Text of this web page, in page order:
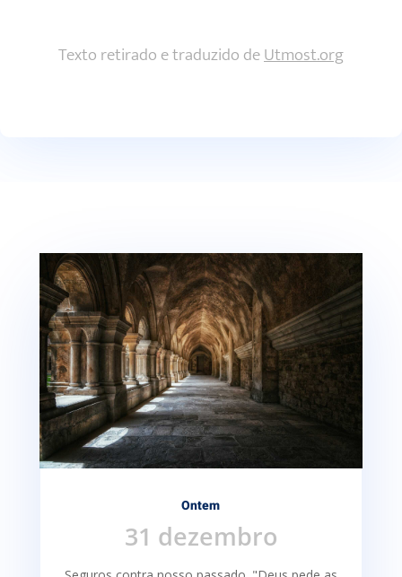
Texto retirado e traduzido deUtmost.org
Ontem
31 dezembro